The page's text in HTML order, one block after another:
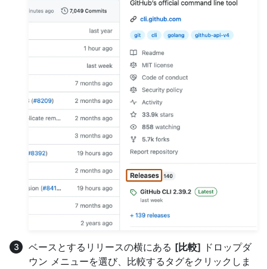
ベースとするリリースの横にある [比較] ドロップダ
ウン メニューを選び、比較するタグをクリックしま